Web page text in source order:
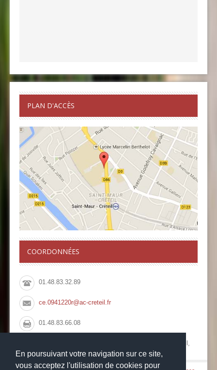
En poursuivant votre navigation sur ce site,
vous acceptez l'utilisation de cookies pour
PLAN D'ACCÈS
COORDONNÉES
01.48.83.32.89
ce.0941220r@ac-creteil.fr
01.48.83.66.08
Collège François Rabelais, 10 Rue du Pont de Créteil,
94100 Saint Maur des Fossés